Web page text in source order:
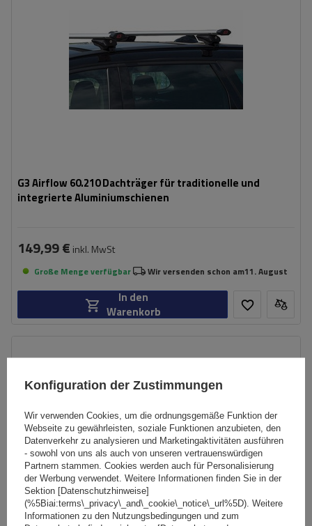
G3 Airflow 60.210 Dachträger für traditionelle und
integrierte Aluminiumschienen
149,99 € inkl. MwSt
Große Menge verfügbar Wir versenden schon am11. August
In den
Warenkorb
Konfiguration der Zustimmungen
Wir verwenden Cookies, um die ordnungsgemäße Funktion der
Webseite zu gewährleisten, soziale Funktionen anzubieten, den
Datenverkehr zu analysieren und Marketingaktivitäten ausführen
- sowohl von uns als auch von unseren vertrauenswürdigen
Partnern stammen. Cookies werden auch für Personalisierung
der Werbung verwendet. Weitere Informationen finden Sie in der
Sektion [Datenschutzhinweise]
(%5Biai:terms\_privacy\_and\_cookie\_notice\_url%5D). Weitere
Informationen zu den Nutzungsbedingungen und zum